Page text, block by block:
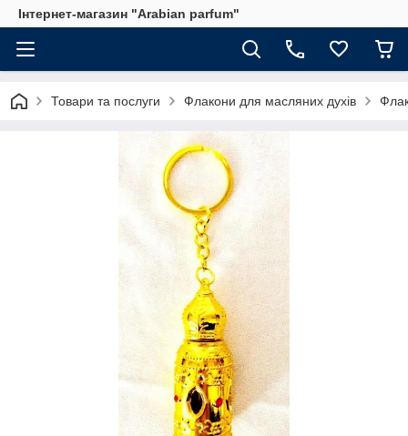
Інтернет-магазин "Arabian parfum"
Товари та послуги Флакони для масляних духів